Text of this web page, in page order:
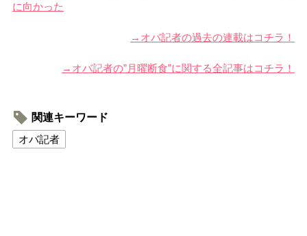
に向かった
→オバ記者の過去の連載はコチラ！
→オバ記者の”月曜断食”に関する全記事はコチラ！
関連キーワード
オバ記者